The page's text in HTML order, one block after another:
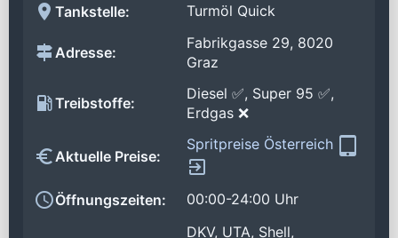
Tankstelle: Turmöl Quick
Adresse:
Fabrikgasse 29, 8020
Graz
Treibstoffe:
Diesel ✅, Super 95 ✅,
Erdgas ❌
Aktuelle Preise:
Spritpreise Österreich
Öffnungszeiten: 00:00-24:00 Uhr
DKV, UTA, Shell,